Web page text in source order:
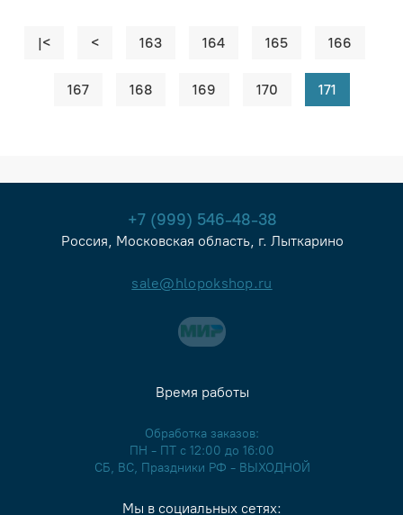
|< < 163 164 165 166
167 168 169 170 171
+7 (999) 546-48-38
Россия, Московская область, г. Лыткарино
sale@hlopokshop.ru
Время работы
Обработка заказов:
ПН - ПТ с 12:00 до 16:00
СБ, ВС, Праздники РФ - ВЫХОДНОЙ
Мы в социальных сетях: